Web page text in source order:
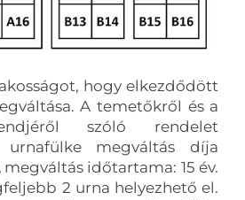
hogy elkezdődött
A temetőkről és a
szóló rendelet
megváltás díja
megváltás időtartama: 15 év.
2 urna helyezhető el.